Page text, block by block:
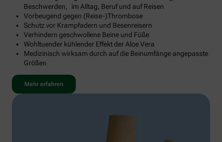
Beschwerden, im Alltag, Beruf und auf Reisen
Vorbeugend gegen (Reise-)Thrombose
Schutz vor Krampfadern und Besenreisern
Verhindern geschwollene Beine und Füße
Wohltuender kühlender Effekt der Aloe Vera
Medizinisch wirksam durch auf die Beinumfänge angepasste
Größen
Mehr erfahren